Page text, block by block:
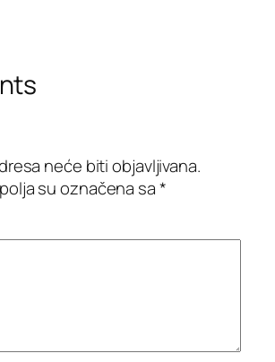
neće biti objavljivana.
su označena sa*